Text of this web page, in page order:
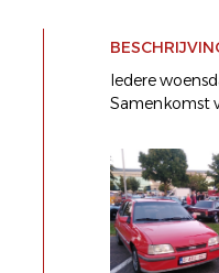
Iedere
Samenkomst